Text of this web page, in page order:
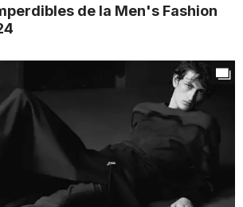
de la Men's Fashion